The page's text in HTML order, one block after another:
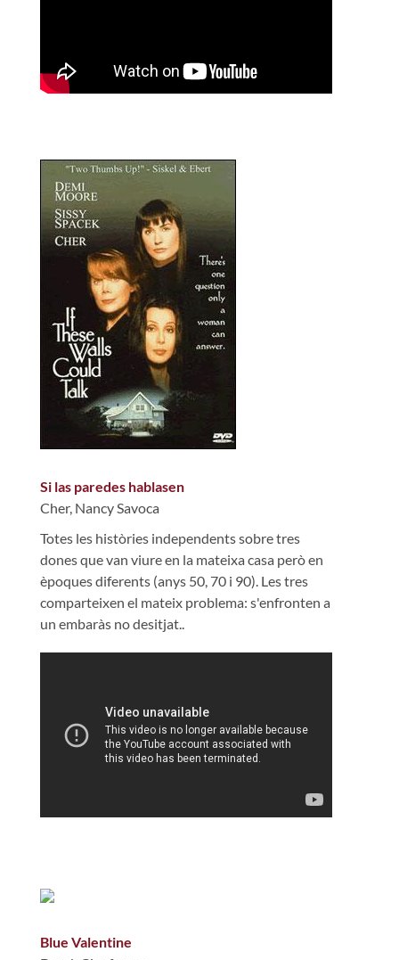
Si las paredes hablasen
Cher, Nancy Savoca
Totes les històries independents sobre tres
dones que van viure en la mateixa casa però en
èpoques diferents (anys 50, 70 i 90). Les tres
comparteixen el mateix problema: s'enfronten a
un embaràs no desitjat..
Blue Valentine